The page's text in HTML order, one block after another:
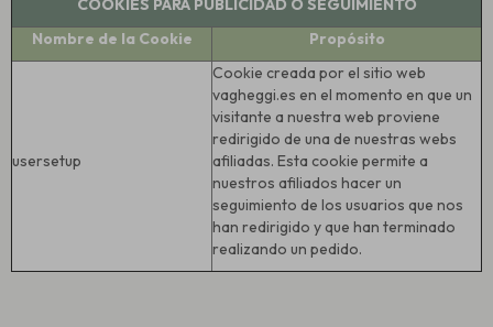
COOKIES PARA PUBLICIDAD O SEGUIMIENTO
Nombre de la Cookie
Propósito
usersetup
Cookie creada por el sitio web
vagheggi.es en el momento en que un
visitante a nuestra web proviene
redirigido de una de nuestras webs
afiliadas. Esta cookie permite a
nuestros afiliados hacer un
seguimiento de los usuarios que nos
han redirigido y que han terminado
realizando un pedido.